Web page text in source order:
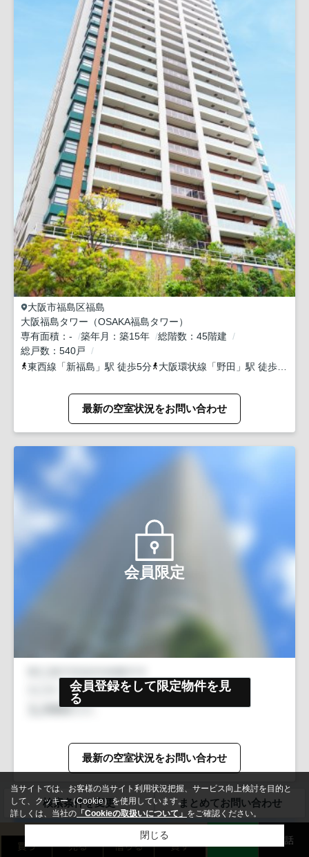
大阪市福島区福島
大阪福島タワー（OSAKA福島タワー）
専有面積
- 築年月 築15年 総階数
45階建
総戸数
540戸
東西線 「新福島 」駅 徒歩5分 大阪環状線 「野田 」駅 徒歩7分
最新の空室状況をお問い合わせ
会員限定
会員登録をして限定物件を見
る
最新の空室状況をお問い合わせ
検索条件を変更 まとめてお問い合わせ
無料お問い合わせ
買う 売る 借りる 貸す 電話
当サイトでは、お客様の当サイト利用状況把握、サービス向上検討を目的と
して、クッキー（Cookie）を使用しています。
詳しくは、当社の 「Cookieの取扱いについて」 をご確認ください。
閉じる